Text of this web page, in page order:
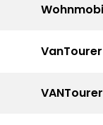
VanTourer
VANTourer